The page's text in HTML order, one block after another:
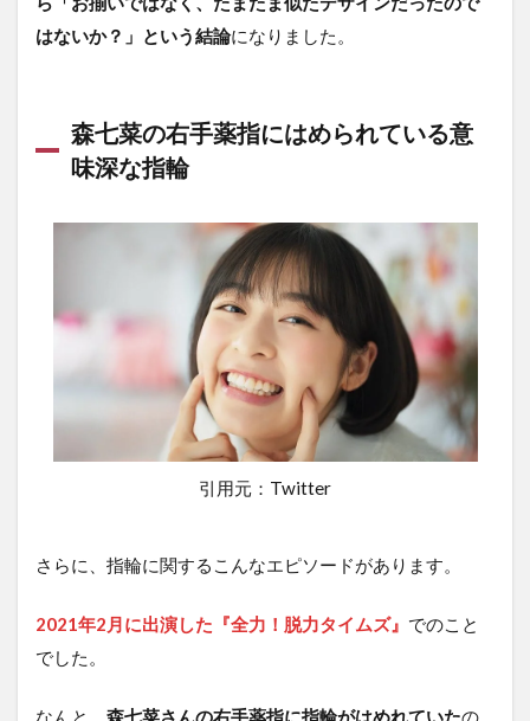
はないか？」という結論になりました。
森七菜の右手薬指にはめられている意
味深な指輪
引用元：Twitter
さらに、指輪に関するこんなエピソードがあります。
2021年2月に出演した『全力！脱力タイムズ』 でのこと
でした。